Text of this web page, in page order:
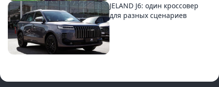
JELAND J6: один кроссовер
для разных сценариев